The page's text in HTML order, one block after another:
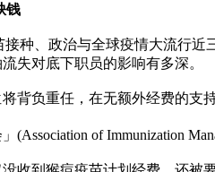
钱
种、政治与全球疫情大流行
失对底下职员的影响有多深。
背负重任，在无额外经费的支
(Association of Immunization